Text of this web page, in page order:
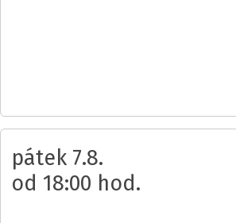
pátek 7.8.
od 18:00 hod.